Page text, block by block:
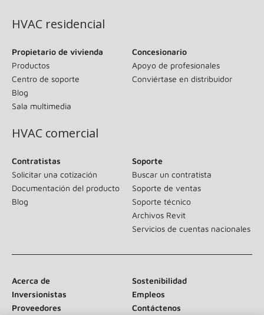
HVAC residencial
Propietario de vivienda
Productos
Centro de soporte
Blog
Sala multimedia
Concesionario
Apoyo de profesionales
Conviértase en distribuidor
HVAC comercial
Contratistas
Solicitar una cotización
Documentación del producto
Blog
Soporte
Buscar un contratista
Soporte de ventas
Soporte técnico
Archivos Revit
Servicios de cuentas nacionales
Acerca de
Sostenibilidad
Inversionistas
Empleos
Proveedores
Contáctenos